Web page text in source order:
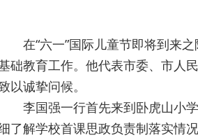
在“六一”国际儿童节即将到来
础教育工作。他代表市委、市人
以诚挚问候。
李国强一行首先来到卧虎山小
了解学校首课思政负责制落实情